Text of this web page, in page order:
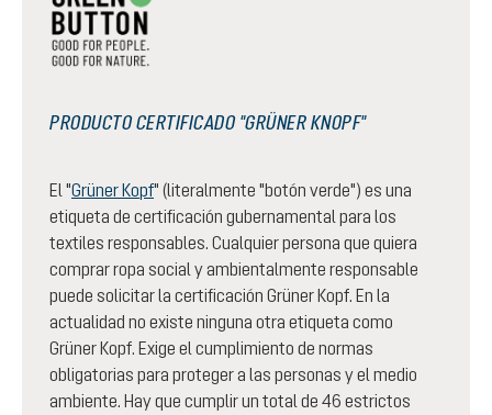
PRODUCTO CERTIFICADO "GRÜNER KNOPF"
El "Grüner Kopf" (literalmente "botón verde") es una
etiqueta de certificación gubernamental para los
textiles responsables. Cualquier persona que quiera
comprar ropa social y ambientalmente responsable
puede solicitar la certificación Grüner Kopf. En la
actualidad no existe ninguna otra etiqueta como
Grüner Kopf. Exige el cumplimiento de normas
obligatorias para proteger a las personas y el medio
ambiente. Hay que cumplir un total de 46 estrictos